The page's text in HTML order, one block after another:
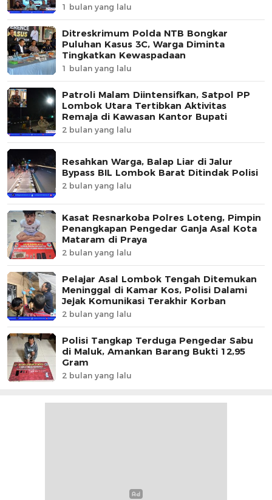
1 bulan yang lalu
Ditreskrimum Polda NTB Bongkar
Puluhan Kasus 3C, Warga Diminta
Tingkatkan Kewaspadaan
1 bulan yang lalu
Patroli Malam Diintensifkan, Satpol PP
Lombok Utara Tertibkan Aktivitas
Remaja di Kawasan Kantor Bupati
2 bulan yang lalu
Resahkan Warga, Balap Liar di Jalur
Bypass BIL Lombok Barat Ditindak Polisi
2 bulan yang lalu
Kasat Resnarkoba Polres Loteng, Pimpin
Penangkapan Pengedar Ganja Asal Kota
Mataram di Praya
2 bulan yang lalu
Pelajar Asal Lombok Tengah Ditemukan
Meninggal di Kamar Kos, Polisi Dalami
Jejak Komunikasi Terakhir Korban
2 bulan yang lalu
Polisi Tangkap Terduga Pengedar Sabu
di Maluk, Amankan Barang Bukti 12,95
Gram
2 bulan yang lalu